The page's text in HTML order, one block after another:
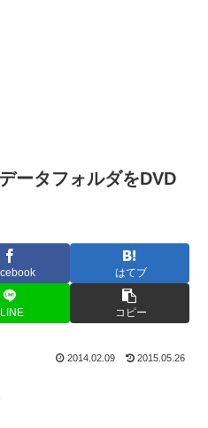
ータフォルダをDVD
はてブ
LINE コピー
2014.02.09 2015.05.26